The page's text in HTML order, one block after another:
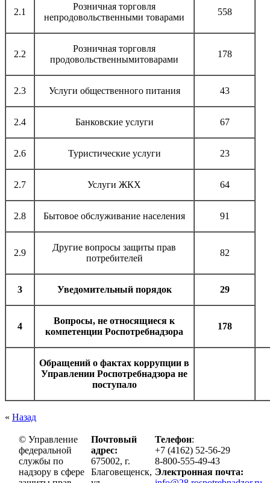
2.1
Розничная торговля
непродовольственными товарами
558
2.2
Розничная торговля
продовольственнымитоварами
178
2.3 Услуги общественного питания 43
2.4 Банковские услуги 67
2.6 Туристические услуги 23
2.7 Услуги ЖКХ 64
2.8 Бытовое обслуживание населения 91
2.9
Другие вопросы защиты прав
потребителей
82
3 Уведомительный порядок 29
4
Вопросы, не относящиеся к
компетенции Роспотребнадзора
178
Обращений о фактах коррупции в
Управлении Роспотребнадзора не
поступало
« Назад
© Управление
федеральной
службы по
надзору в сфере
Почтовый
адрес:
675002, г.
Благовещенск,
Телефон:
+7 (4162) 52-56-29
8-800-555-49-43
Электронная почта: